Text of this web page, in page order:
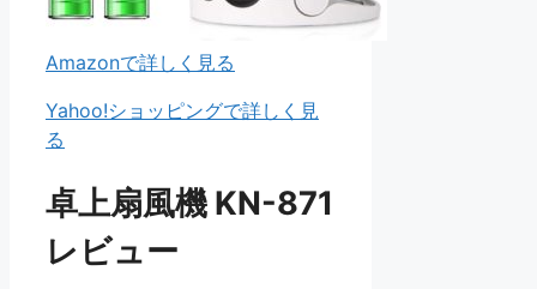
Amazonで詳しく見る
Yahoo!ショッピングで詳しく見
る
卓上扇風機 KN-871
レビュー